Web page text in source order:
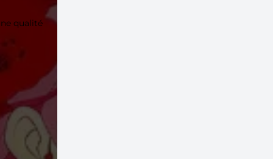
qualité